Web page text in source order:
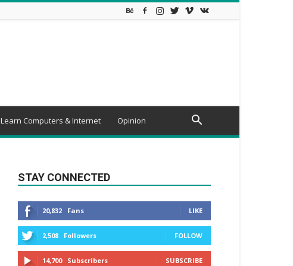
Learn Computers & Internet Opinion
STAY CONNECTED
20,832 Fans LIKE
2,508 Followers FOLLOW
14,700 Subscribers SUBSCRIBE